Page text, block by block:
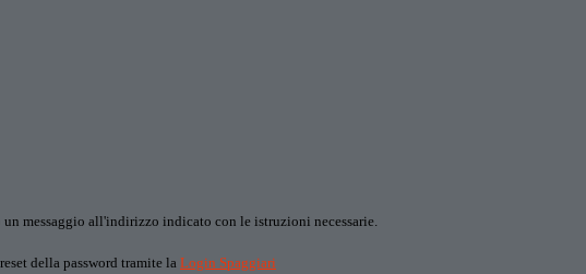
messaggio all'indirizzo indicato con le istruzioni necessarie.
della password tramite la Login Spaggiari